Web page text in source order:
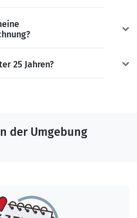
25 Jahren?
der Umgebung